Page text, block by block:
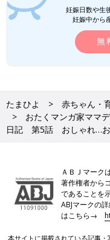
妊娠日数や生
妊娠中から
無
たまひよ 赤ちゃん・
おたくマンガ家ママ
日記 第5話 おしゃれ…
ＡＢＪマーク
著作権者から
であることを
ABJマークの
はこちら→
本サイトに掲載されている記事